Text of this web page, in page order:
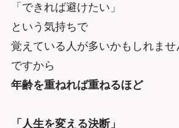
「できれば避けたい」
という気持ちで
覚えている人が多いかもしれませ
ですから
年齢を重ねれば重ねるほど
「人生を変える決断」